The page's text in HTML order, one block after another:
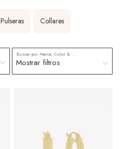
Pulseras Collares
Buscar por Marca, Color & más
Mostrar filtros